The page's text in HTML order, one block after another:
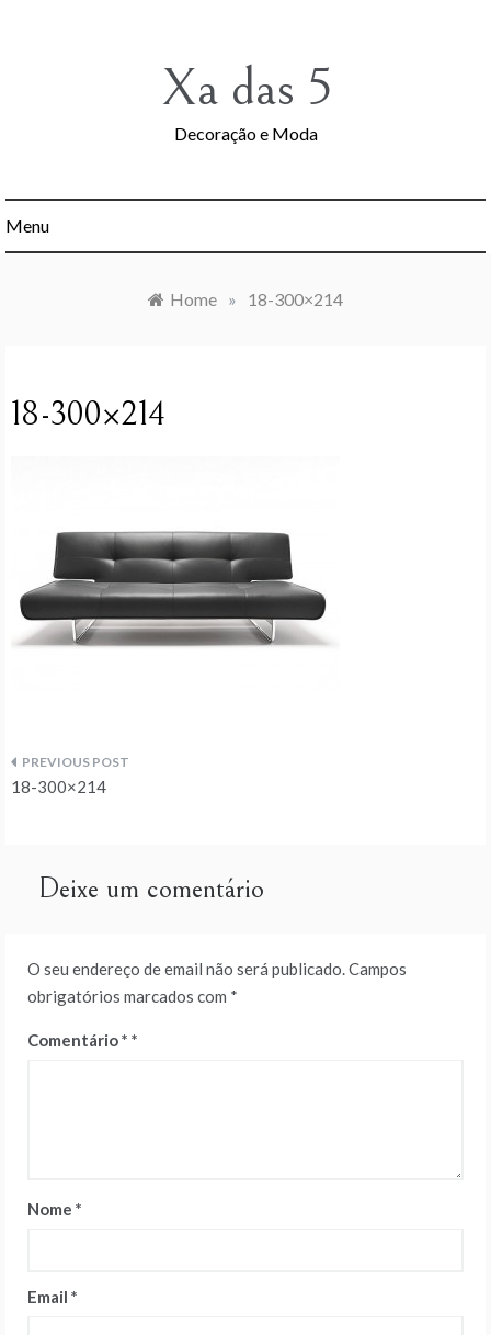
Xa das 5
Decoração e Moda
Menu
Home » 18-300×214
18-300×214
Navegação
artigos
18-300×214
Deixe um comentário
O seu endereço de email não será publicado.Campos
obrigatórios marcados com *
Comentário*
Nome *
Email *